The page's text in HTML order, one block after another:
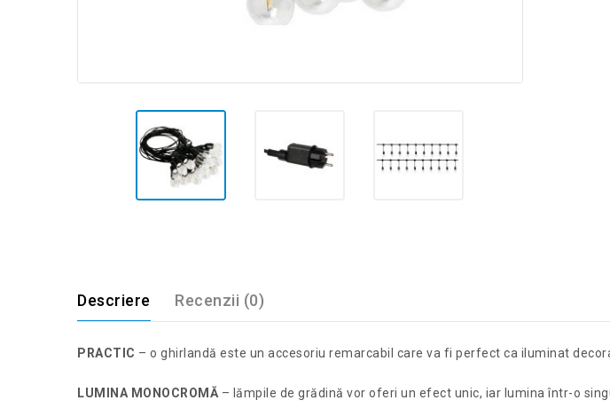
Descriere Recenzii (0)
PRACTIC – o ghirlandă este un accesoriu remarcabil care va fi perfect ca iluminat
LUMINA MONOCROMĂ– lămpile de grădină vor oferi un efect unic, iar lumina într-o